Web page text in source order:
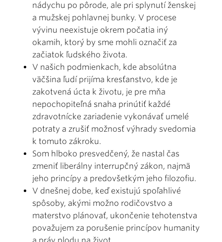
nádychu po pôrode, ale pri splynutí ženskej
a mužskej pohlavnej bunky. V procese
vývinu neexistuje okrem počatia iný
okamih, ktorý by sme mohli označiť za
začiatok ľudského života.
V našich podmienkach, kde absolútna
väčšina ľudí prijíma kresťanstvo, kde je
zakotvená úcta k životu, je pre mňa
nepochopiteľná snaha prinútiť každé
zdravotnícke zariadenie vykonávať umelé
potraty a zrušiť možnosť výhrady svedomia
k tomuto zákroku.
Som hlboko presvedčený, že nastal čas
zmeniť liberálny interrupčný zákon, najmä
jeho princípy a predovšetkým jeho filozofiu.
V dnešnej dobe, keď existujú spoľahlivé
spôsoby, akými možno rodičovstvo a
materstvo plánovať, ukončenie tehotenstva
považujem za porušenie princípov humanity